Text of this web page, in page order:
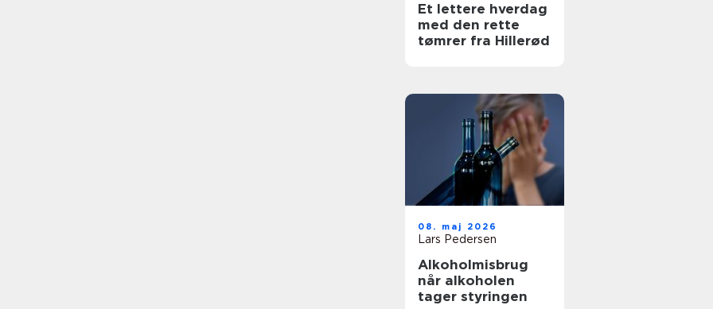
Et lettere hverdag
med den rette
tømrer fra Hillerød
08. maj 2026
Lars Pedersen
Alkoholmisbrug
når alkoholen
tager styringen